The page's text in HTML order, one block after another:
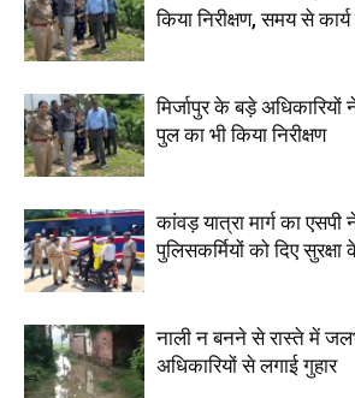
किया निरीक्षण, समय से
मिर्जापुर के बड़े अधिकारियों
पुल का भी किया निरीक्षण
कांवड़ यात्रा मार्ग का एसपी
पुलिसकर्मियों को दिए सुरक्षा
नाली न बनने से रास्ते में
अधिकारियों से लगाई गुहार